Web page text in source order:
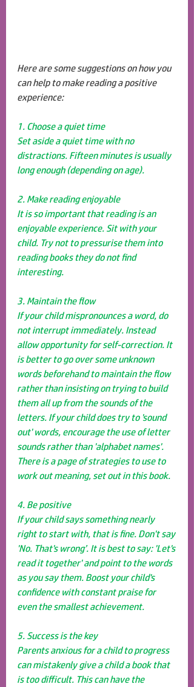
Here are some suggestions on how you
can help to make reading a positive
experience:
1. Choose a quiet time
Set aside a quiet time with no
distractions. Fifteen minutes is usually
long enough (depending on age).
2. Make reading enjoyable
It is so important that reading is an
enjoyable experience. Sit with your
child. Try not to pressurise them into
reading books they do not find
interesting.
3. Maintain the flow
If your child mispronounces a word, do
not interrupt immediately. Instead
allow opportunity for self-correction. It
is better to go over some unknown
words beforehand to maintain the flow
rather than insisting on trying to build
them all up from the sounds of the
letters. If your child does try to 'sound
out' words, encourage the use of letter
sounds rather than 'alphabet names'.
There is a page of strategies to use to
work out meaning, set out in this book.
4. Be positive
If your child says something nearly
right to start with, that is fine. Don't say
'No. That's wrong’. It is best to say: 'Let's
read it together' and point to the words
as you say them. Boost your child's
confidence with constant praise for
even the smallest achievement.
5. Success is the key
Parents anxious for a child to progress
can mistakenly give a child a book that
is too difficult. This can have the